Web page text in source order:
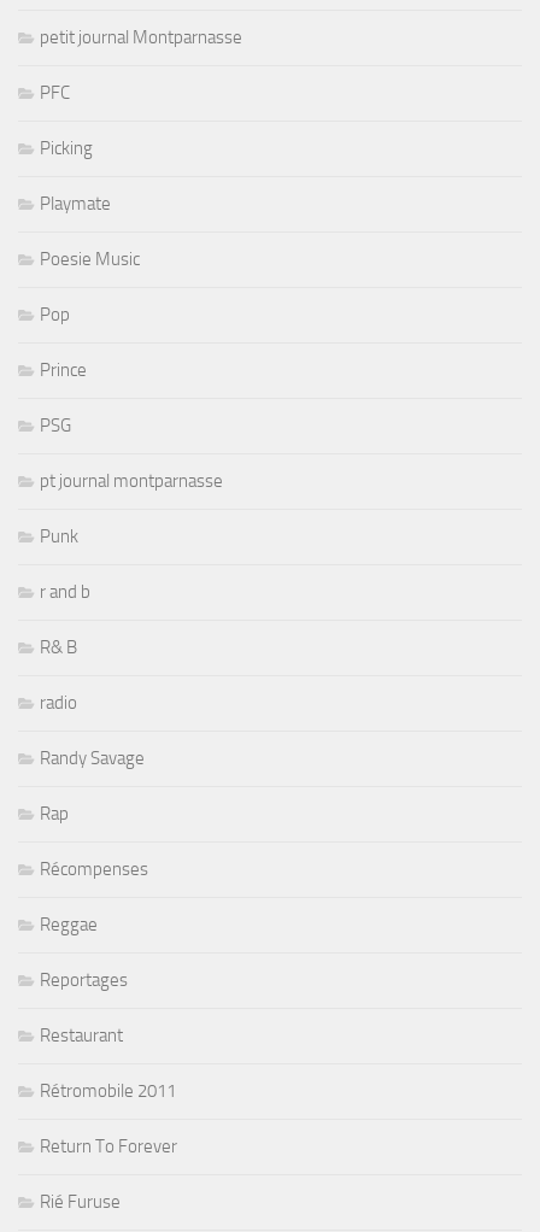
petit journal Montparnasse
PFC
Picking
Playmate
Poesie Music
Pop
Prince
PSG
pt journal montparnasse
Punk
r and b
R& B
radio
Randy Savage
Rap
Récompenses
Reggae
Reportages
Restaurant
Rétromobile 2011
Return To Forever
Rié Furuse